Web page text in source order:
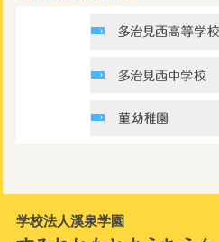
学校法人溪泉学園